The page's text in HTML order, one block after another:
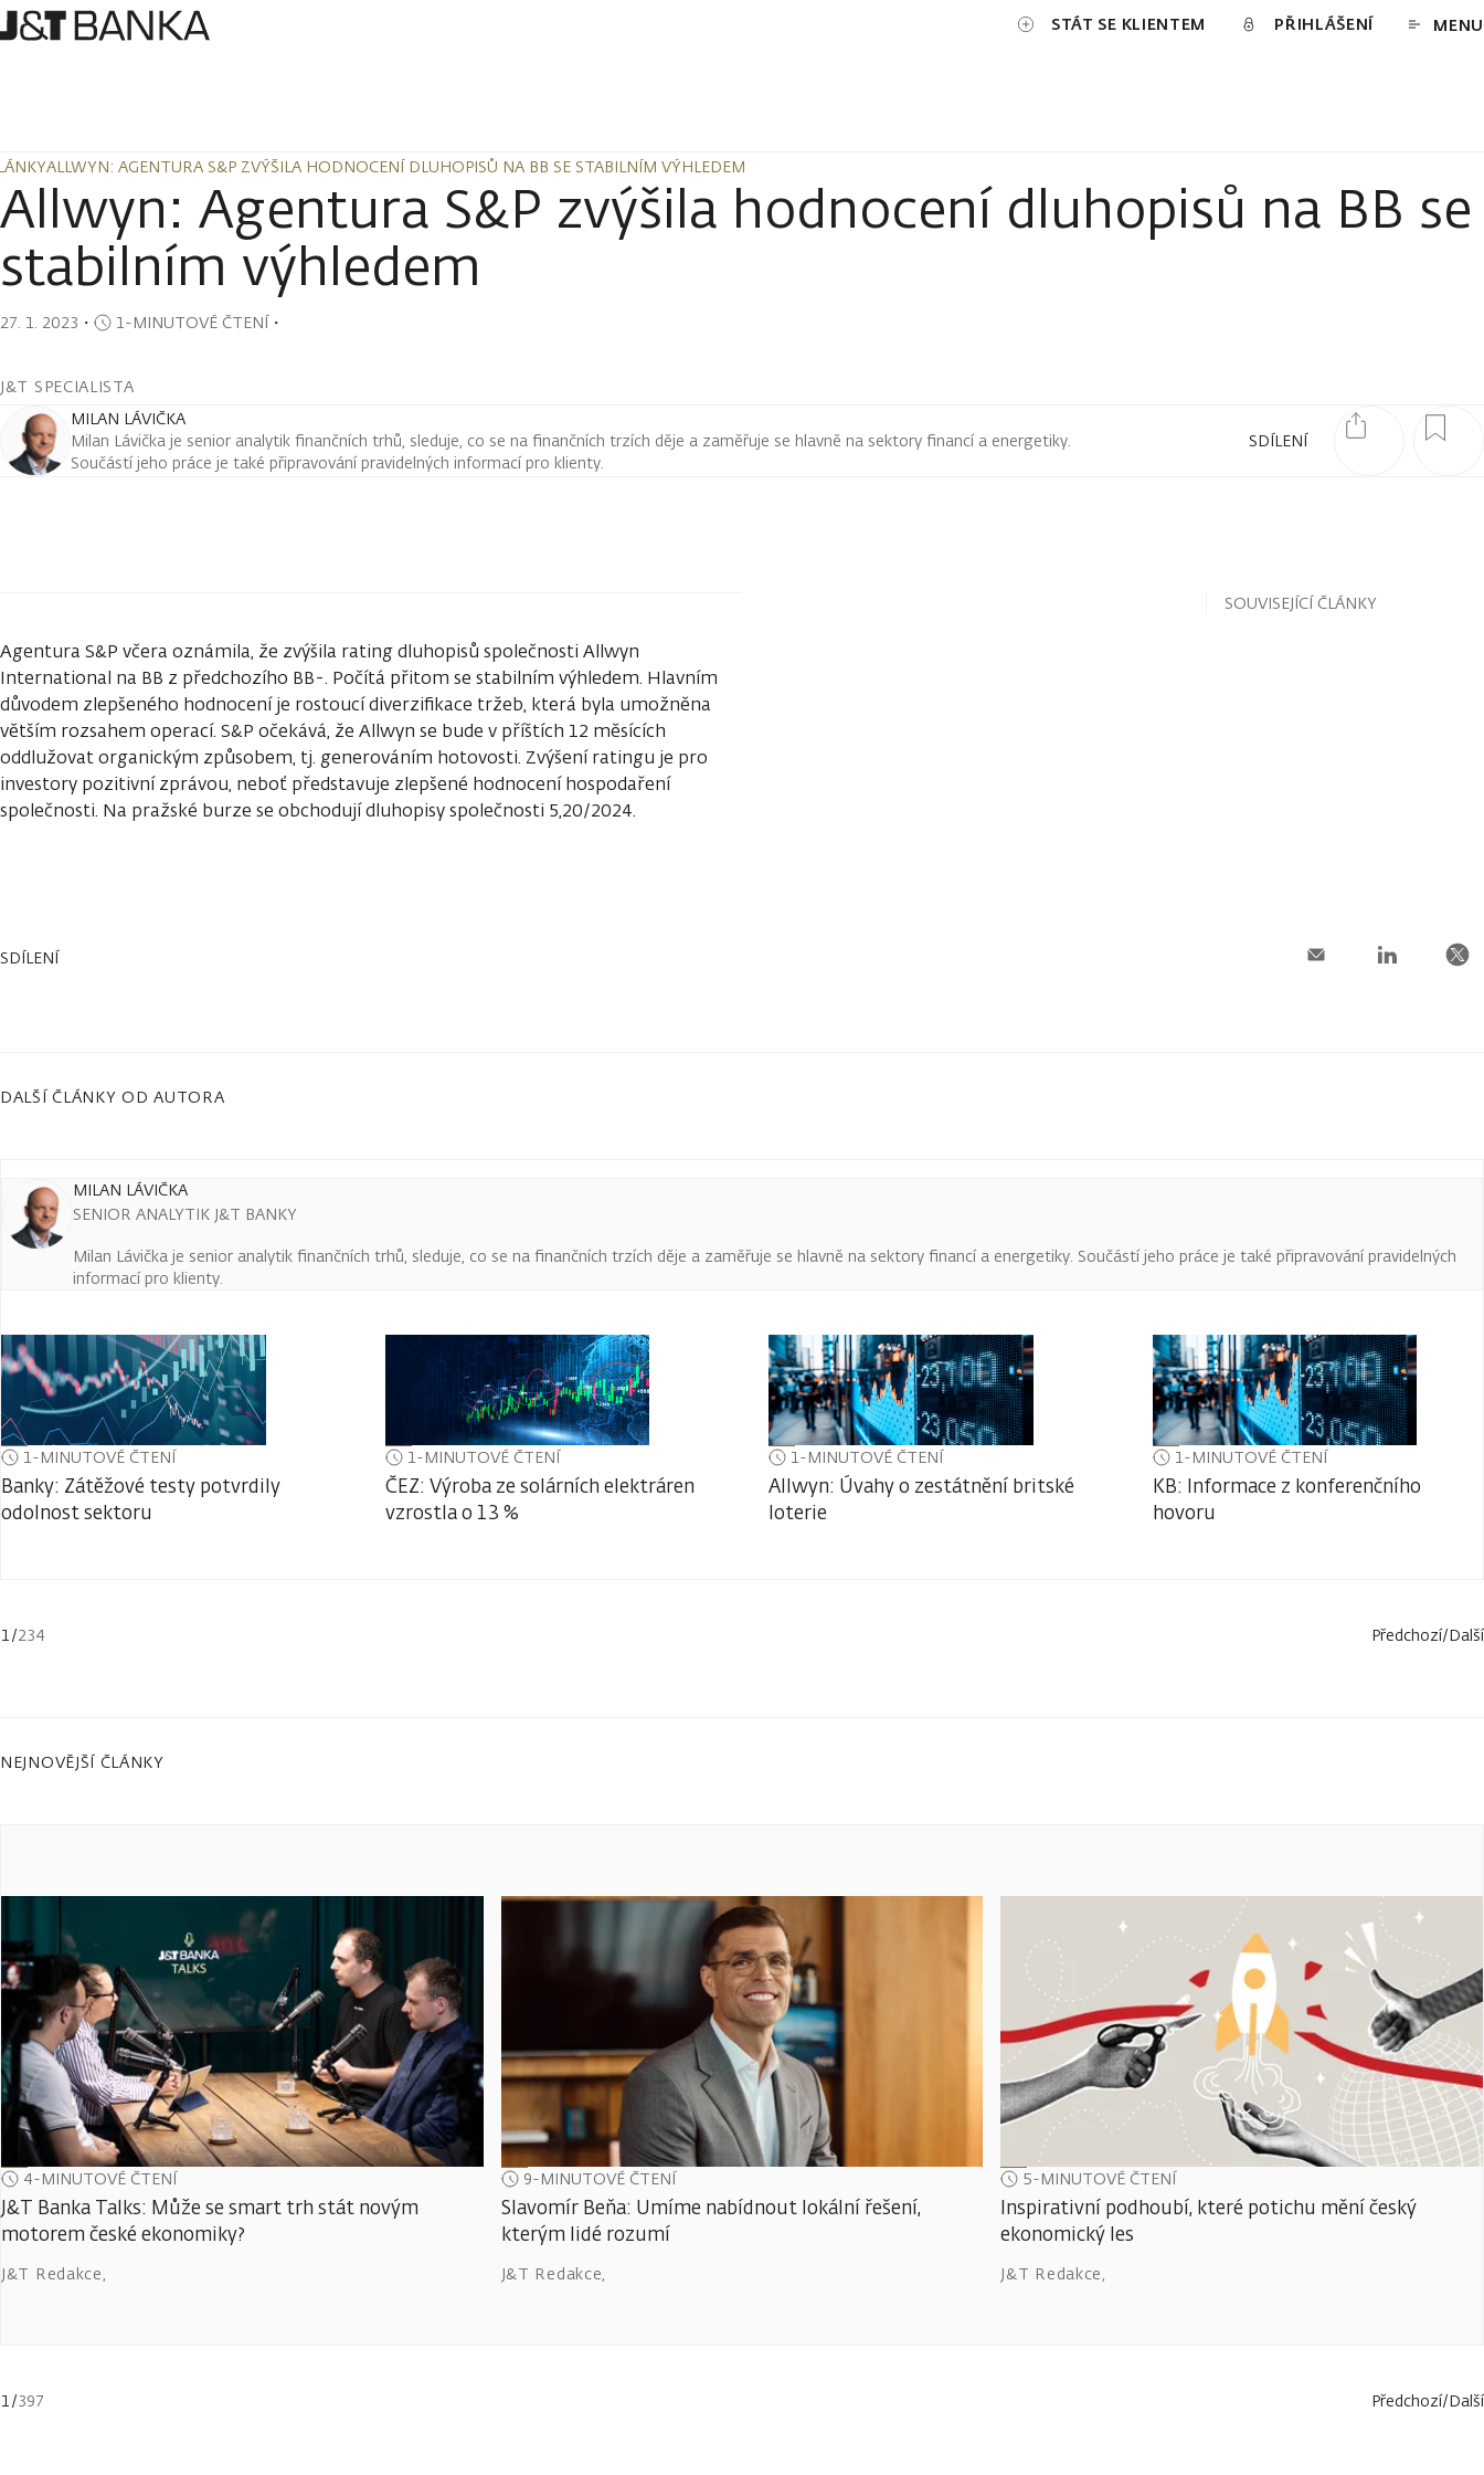
STÁT SE KLIENTEM PŘIHLÁŠENÍ MENU
ALLWYN: AGENTURA S&P ZVÝŠILA HODNOCENÍ DLUHOPISŮ NA BB SE STABILNÍM VÝHLEDEM
ALLWYN: AGENTURA S&P ZVÝŠILA HODNOCENÍ DLUHOPISŮ NA BB SE STABILNÍM VÝHLEDEM
Allwyn: Agentura S&P zvýšila hodnocení dluhopisů na BB se
stabilním výhledem
27. 1. 2023 ・ 1-MINUTOVÉ ČTENÍ・
J&T SPECIALISTA
SDÍLENÍ
MILAN LÁVIČKA
Milan Lávička je senior analytik finančních trhů, sleduje, co se na finančních trzích děje a zaměřuje se hlavně na sektory financí a energetiky.
Součástí jeho práce je také připravování pravidelných informací pro klienty.
Agentura S&P včera oznámila, že zvýšila rating dluhopisů společnosti Allwyn
International na BB z předchozího BB-. Počítá přitom se stabilním výhledem. Hlavním
důvodem zlepšeného hodnocení je rostoucí diverzifikace tržeb, která byla umožněna
větším rozsahem operací. S&P očekává, že Allwyn se bude v příštích 12 měsících
oddlužovat organickým způsobem, tj. generováním hotovosti. Zvýšení ratingu je pro
investory pozitivní zprávou, neboť představuje zlepšené hodnocení hospodaření
společnosti. Na pražské burze se obchodují dluhopisy společnosti 5,20/2024.
SOUVISEJÍCÍ ČLÁNKY
SDÍLENÍ
DALŠÍ ČLÁNKY OD AUTORA
MILAN LÁVIČKA
SENIOR ANALYTIK J&T BANKY
Milan Lávička je senior analytik finančních trhů, sleduje, co se na finančních trzích děje a zaměřuje se hlavně na sektory financí a energetiky. Součástí jeho práce je také připravování pravidelných
informací pro klienty.
1-MINUTOVÉ ČTENÍ
Banky: Zátěžové testy potvrdily
odolnost sektoru
1-MINUTOVÉ ČTENÍ
ČEZ: Výroba ze solárních elektráren
vzrostla o 13 %
1-MINUTOVÉ ČTENÍ
Allwyn: Úvahy o zestátnění britské
loterie
1-MINUTOVÉ ČTENÍ
KB: Informace z konferenčního
hovoru
1 /234 Předchozí/Další
NEJNOVĚJŠÍ ČLÁNKY
4-MINUTOVÉ ČTENÍ
J&T Banka Talks: Může se smart trh stát novým
motorem české ekonomiky?
J&T Redakce,
9-MINUTOVÉ ČTENÍ
Slavomír Beňa: Umíme nabídnout lokální řešení,
kterým lidé rozumí
J&T Redakce,
5-MINUTOVÉ ČTENÍ
Inspirativní podhoubí, které potichu mění český
ekonomický les
J&T Redakce,
1/397 Předchozí/Další